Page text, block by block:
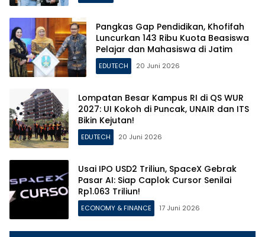
Pangkas Gap Pendidikan, Khofifah
Luncurkan 143 Ribu Kuota Beasiswa
Pelajar dan Mahasiswa di Jatim
EDUTECH 20 Juni 2026
Lompatan Besar Kampus RI di QS WUR
2027: UI Kokoh di Puncak, UNAIR dan ITS
Bikin Kejutan!
EDUTECH 20 Juni 2026
Usai IPO USD2 Triliun, SpaceX Gebrak
Pasar AI: Siap Caplok Cursor Senilai
Rp1.063 Triliun!
ECONOMY & FINANCE 17 Juni 2026